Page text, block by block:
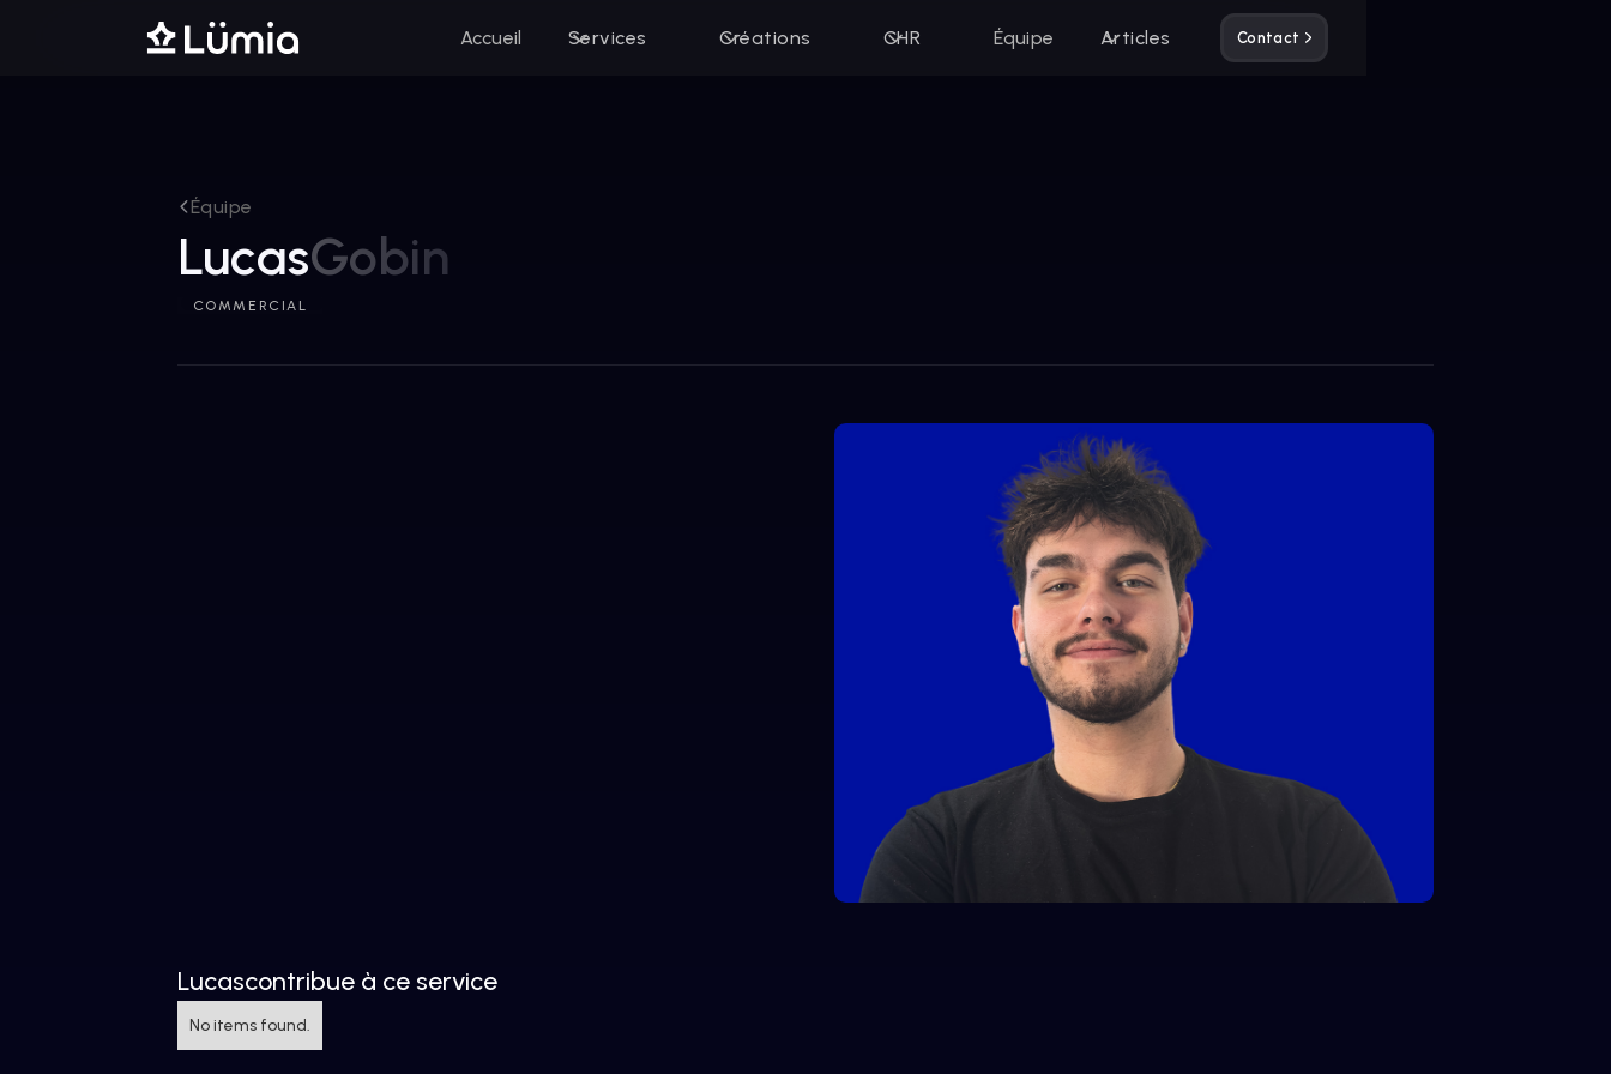
Accueil Services Créations CHR Équipe Articles Contact
Équipe
LucasGobin
COMMERCIAL
Lucascontribue à ce service
No items found.